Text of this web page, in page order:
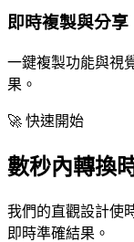
即時複製與分享
一鍵複製功能與視
果。
🚀 快速開始
數秒內轉換
我們的直觀設計使
即時準確結果。